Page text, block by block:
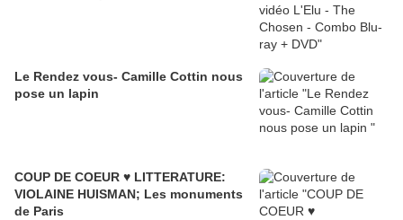
Le Rendez vous- Camille Cottin nous
pose un lapin
COUP DE COEUR ♥️ LITTERATURE:
VIOLAINE HUISMAN; Les monuments
de Paris